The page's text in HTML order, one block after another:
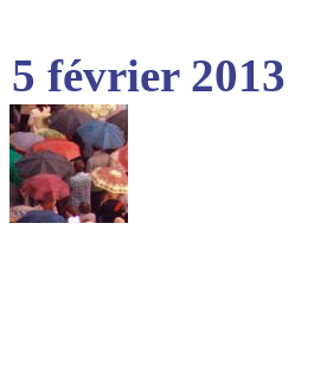
5 février 2013